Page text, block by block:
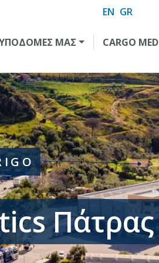
EN GR
ΥΠΟΔΟΜΕΣ ΜΑΣ CARGO MED
Πάτρας